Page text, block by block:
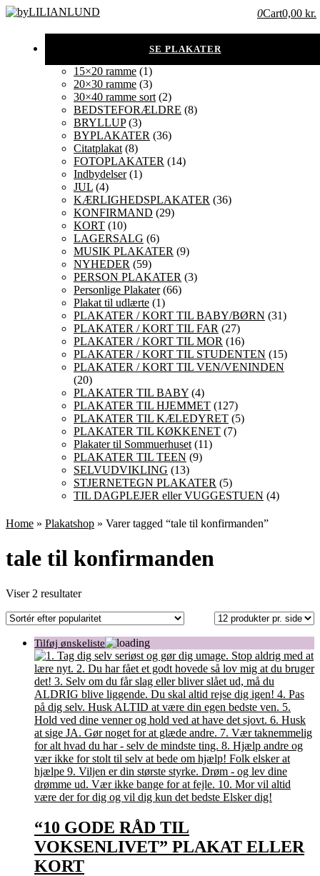
0Cart0,00 kr.
15×20 ramme (1)
20×30 ramme (3)
30×40 ramme sort (2)
BEDSTEFORÆLDRE (8)
BRYLLUP(3)
BYPLAKATER (36)
Citatplakat (8)
FOTOPLAKATER (14)
Indbydelser(1)
JUL (4)
KÆRLIGHEDSPLAKATER (36)
KONFIRMAND (29)
KORT (10)
LAGERSALG (6)
MUSIK PLAKATER (9)
NYHEDER (59)
PERSON PLAKATER (3)
Personlige Plakater(66)
Plakat til udlærte (1)
PLAKATER / KORT TIL BABY/BØRN (31)
PLAKATER / KORT TIL FAR (27)
PLAKATER / KORT TIL MOR (16)
PLAKATER / KORT TIL STUDENTEN (15)
PLAKATER / KORT TIL VEN/VENINDEN
(20)
PLAKATER TIL BABY (4)
PLAKATER TIL HJEMMET (127)
PLAKATER TIL KÆLEDYRET (5)
PLAKATER TIL KØKKENET (7)
Plakater til Sommuerhuset (11)
PLAKATER TIL TEEN (9)
SELVUDVIKLING (13)
STJERNETEGN PLAKATER (5)
TIL DAGPLEJER eller VUGGESTUEN (4)
Home » Plakatshop » Varer tagged “tale til konfirmanden”
tale til konfirmanden
Viser 2 resultaterSorteret
popularitet
“10 GODE RÅD TIL
VOKSENLIVET” PLAKAT ELLER
KORT